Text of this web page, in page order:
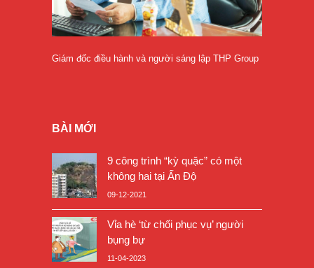
Giám đốc điều hành và người sáng lập THP Group
BÀI MỚI
9 công trình “kỳ quặc” có một
không hai tại Ấn Độ
09-12-2021
Vỉa hè ‘từ chối phục vụ’ người
bụng bự
11-04-2023